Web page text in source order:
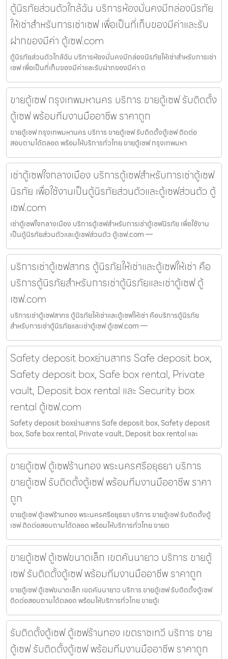
ตู้นิรภัยส่วนตัวใกล้ฉัน บริการห้องมั่นคงมีกล่องนิรภัย
ให้เช่าสำหรับการเช่าเซฟ เพื่อเป็นที่เก็บของมีค่าและรับ
ฝากของมีค่า ตู้เซฟ.com
ตู้นิรภัยส่วนตัวใกล้ฉัน บริการห้องมั่นคงมีกล่องนิรภัยให้เช่าสำหรับการเช่า
เซฟ เพื่อเป็นที่เก็บของมีค่าและรับฝากของมีค่า ต
ขายตู้เซฟ กรุงเทพมหานคร บริการ ขายตู้เซฟ รับติดตั้ง
ตู้เซฟ พร้อมทีมงานมืออาชีพ ราคาถูก
ขายตู้เซฟ กรุงเทพมหานคร บริการ ขายตู้เซฟ รับติดตั้งตู้เซฟ ติดต่อ
สอบถามได้ตลอด พร้อมให้บริการทั่วไทย ขายตู้เซฟ กรุงเทพมหา
เช่าตู้เซฟใจกลางเมือง บริการตู้เซฟสำหรับการเช่าตู้เซฟ
นิรภัย เพื่อใช้งานเป็นตู้นิรภัยส่วนตัวและตู้เซฟส่วนตัว ตู้
เซฟ.com
เช่าตู้เซฟใจกลางเมือง บริการตู้เซฟสำหรับการเช่าตู้เซฟนิรภัย เพื่อใช้งาน
เป็นตู้นิรภัยส่วนตัวและตู้เซฟส่วนตัว ตู้เซฟ.com —
บริการเช่าตู้เซฟสาทร ตู้นิรภัยให้เช่าและตู้เซฟให้เช่า คือ
บริการตู้นิรภัยสำหรับการเช่าตู้นิรภัยและเช่าตู้เซฟ ตู้
เซฟ.com
บริการเช่าตู้เซฟสาทร ตู้นิรภัยให้เช่าและตู้เซฟให้เช่า คือบริการตู้นิรภัย
สำหรับการเช่าตู้นิรภัยและเช่าตู้เซฟ ตู้เซฟ.com —
Safety deposit boxย่านสาทร Safe deposit box,
Safety deposit box, Safe box rental, Private
vault, Deposit box rental และ Security box
rental ตู้เซฟ.com
Safety deposit boxย่านสาทร Safe deposit box, Safety deposit
box, Safe box rental, Private vault, Deposit box rental และ
ขายตู้เซฟ ตู้เซฟร้านทอง พระนครศรีอยุธยา บริการ
ขายตู้เซฟ รับติดตั้งตู้เซฟ พร้อมทีมงานมืออาชีพ ราคา
ถูก
ขายตู้เซฟ ตู้เซฟร้านทอง พระนครศรีอยุธยา บริการ ขายตู้เซฟ รับติดตั้งตู้
เซฟ ติดต่อสอบถามได้ตลอด พร้อมให้บริการทั่วไทย ขายต
ขายตู้เซฟ ตู้เซฟขนาดเล็ก เขตคันนายาว บริการ ขายตู้
เซฟ รับติดตั้งตู้เซฟ พร้อมทีมงานมืออาชีพ ราคาถูก
ขายตู้เซฟ ตู้เซฟขนาดเล็ก เขตคันนายาว บริการ ขายตู้เซฟ รับติดตั้งตู้เซฟ
ติดต่อสอบถามได้ตลอด พร้อมให้บริการทั่วไทย ขายตู้เ
รับติดตั้งตู้เซฟ ตู้เซฟร้านทอง เขตราชเทวี บริการ ขาย
ตู้เซฟ รับติดตั้งตู้เซฟ พร้อมทีมงานมืออาชีพ ราคาถูก